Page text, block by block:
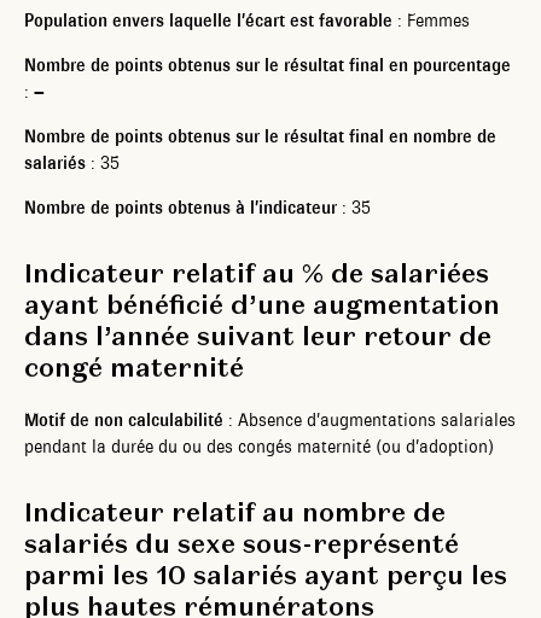
Population envers laquelle l’écart est favorable : Femmes
Nombre de points obtenus sur le résultat final en pourcentage
: –
Nombre de points obtenus sur le résultat final en nombre de
salariés : 35
Nombre de points obtenus à l’indicateur : 35
Indicateur relatif au % de salariées
ayant bénéficié d’une augmentation
dans l’année suivant leur retour de
congé maternité
Motif de non calculabilité : Absence d’augmentations salariales
pendant la durée du ou des congés maternité (ou d’adoption)
Indicateur relatif au nombre de
salariés du sexe sous-représenté
parmi les 10 salariés ayant perçu les
plus hautes rémunératons